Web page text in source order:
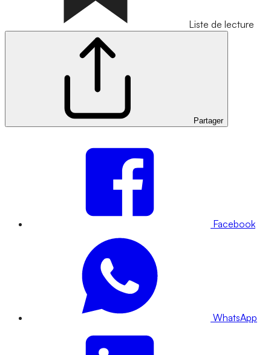
Liste de lecture
Partager
Facebook
WhatsApp